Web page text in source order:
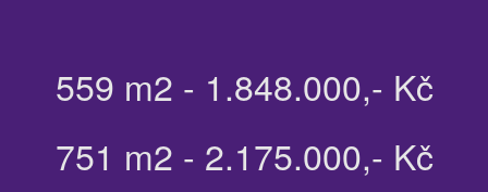
559 m2 - 1.848.000,- Kč
751 m2 - 2.175.000,- Kč